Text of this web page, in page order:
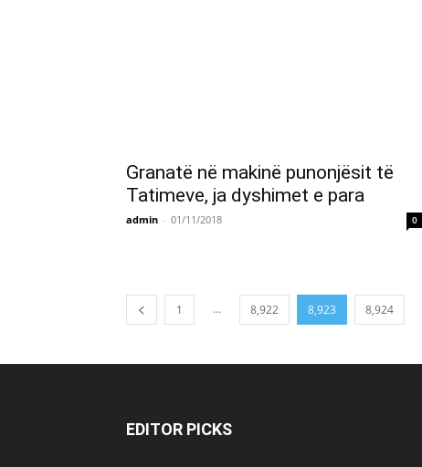
Granatë në makinë punonjësit të
Tatimeve, ja dyshimet e para
admin - 01/11/2018 0
1 ... 8,922 8,923 8,924
EDITOR PICKS